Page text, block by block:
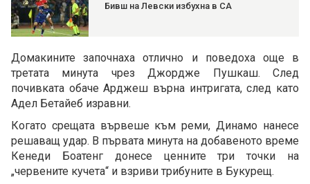
Бивш на Левски избухна в СА
Домакините започнаха отлично и поведоха още в
третата минута чрез Джордже Пушкаш. След
почивката обаче Арджеш върна интригата, след като
Адел Бетайеб изравни.
Когато срещата вървеше към реми, Динамо нанесе
решаващ удар. В първата минута на добавеното време
Кенеди Боатенг донесе ценните три точки на
„червените кучета“ и взриви трибуните в Букурещ.